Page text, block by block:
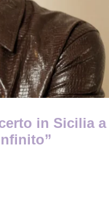
in Sicilia a